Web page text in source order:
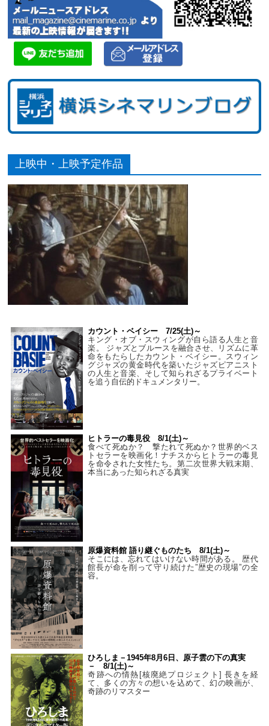
上映中・上映予定作品
カウント・ベイシー 7/25(土)～
キング・オブ・スウィングが自ら語る人生と音
楽。 ジャズとブルースを融合させ、リズムに革
命をもたらしたカウント・ベイシー。スウィン
グジャズの黄金時代を築いたジャズピアニスト
の人生と音楽、そして知られざるプライベート
を追う自伝的ドキュメンタリー。
ヒトラーの毒見役 8/1(土)～
食べて死ぬか？ 撃たれて死ぬか？世界的ベス
トセラーを映画化！ナチスからヒトラーの毒見
を命令された女性たち。第二次世界大戦末期、
本当にあった知られざる真実
原爆資料館 語り継ぐものたち 8/1(土)～
そこには、忘れてはいけない時間がある。 歴代
館長が命を削って守り続けた”歴史の現場”の全
容。
ひろしま－1945年8月6日、原子雲の下の真実
－ 8/1(土)～
奇跡への情熱[核廃絶プロジェクト] 長きを経
て、多くの方々の想いを込めて、幻の映画が、
奇跡のリマスター